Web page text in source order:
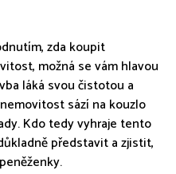
zda koupit
možná se vám hlavou
láká svou čistotou a
sází na kouzlo
Kdo tedy vyhraje tento
představit a zjistit,